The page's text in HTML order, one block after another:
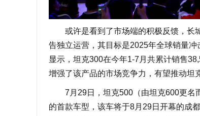
或许是看到了市场端的积极反馈，长城
告独立运营，其目标是2025年全球销量
显示，坦克300在今年1-7月共累计销售
增强了该产品的市场竞争力，有望推动坦
7月29日，坦克500（由坦克600更名
的首款车型，该车将于8月29日开幕的成